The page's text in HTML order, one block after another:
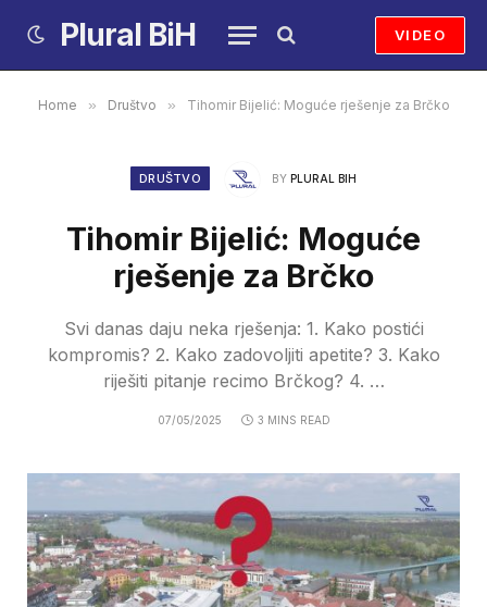
Plural BiH VIDEO
Home » Društvo » Tihomir Bijelić: Moguće rješenje za Brčko
DRUŠTVO BY PLURAL BIH
Tihomir Bijelić: Moguće
rješenje za Brčko
Svi danas daju neka rješenja: 1. Kako postići
kompromis? 2. Kako zadovoljiti apetite? 3. Kako
riješiti pitanje recimo Brčkog? 4. …
07/05/2025 3 MINS READ